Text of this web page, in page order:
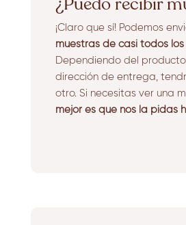
¡Claro que sí! Podemos
muestras de casi todos
Dependiendo del
dirección de entrega,
otro. Si necesitas ver una
mejor es que nos la pidas